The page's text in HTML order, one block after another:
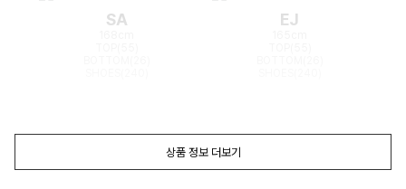
SA EJ
상품 정보 더보기